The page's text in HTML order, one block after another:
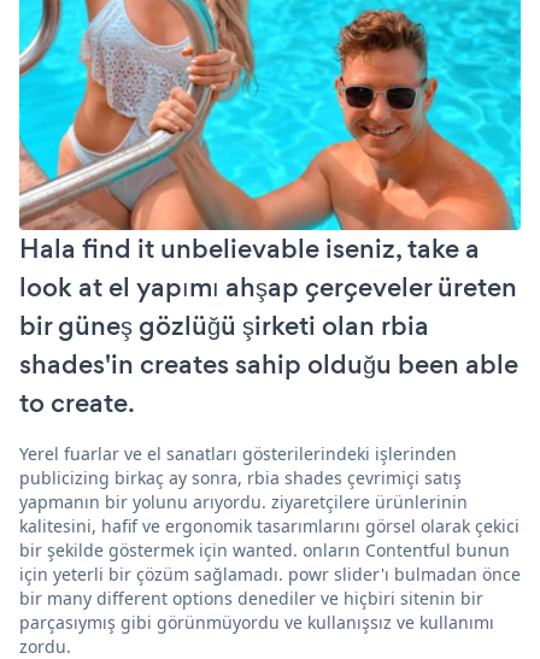
Hala find it unbelievable iseniz, take a
look at el yapımı ahşap çerçeveler üreten
bir güneş gözlüğü şirketi olan rbia
shades'in creates sahip olduğu been able
to create.
Yerel fuarlar ve el sanatları gösterilerindeki işlerinden
publicizing birkaç ay sonra, rbia shades çevrimiçi satış
yapmanın bir yolunu arıyordu. ziyaretçilere ürünlerinin
kalitesini, hafif ve ergonomik tasarımlarını görsel olarak çekici
bir şekilde göstermek için wanted. onların Contentful bunun
için yeterli bir çözüm sağlamadı. powr slider'ı bulmadan önce
bir many different options denediler ve hiçbiri sitenin bir
parçasıymış gibi görünmüyordu ve kullanışsız ve kullanımı
zordu.